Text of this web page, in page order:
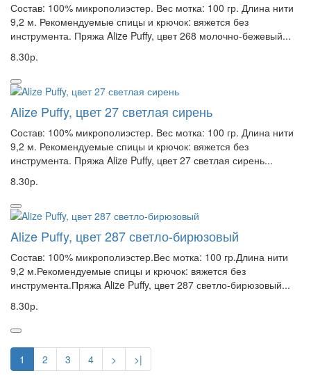
Состав: 100% микрополиэстер. Вес мотка: 100 гр. Длина нити
9,2 м. Рекомендуемые спицы и крючок: вяжется без
инструмента. Пряжа Alize Puffy, цвет 268 молочно-бежевый...
8.30р.
Alize Puffy, цвет 27 светлая сирень
Состав: 100% микрополиэстер. Вес мотка: 100 гр. Длина нити
9,2 м. Рекомендуемые спицы и крючок: вяжется без
инструмента. Пряжа Alize Puffy, цвет 27 светлая сирень...
8.30р.
Alize Puffy, цвет 287 светло-бирюзовый
Состав: 100% микрополиэстер.Вес мотка: 100 гр.Длина нити
9,2 м.Рекомендуемые спицы и крючок: вяжется без
инструмента.Пряжа Alize Puffy, цвет 287 светло-бирюзовый...
8.30р.
1 2 3 4 > >|